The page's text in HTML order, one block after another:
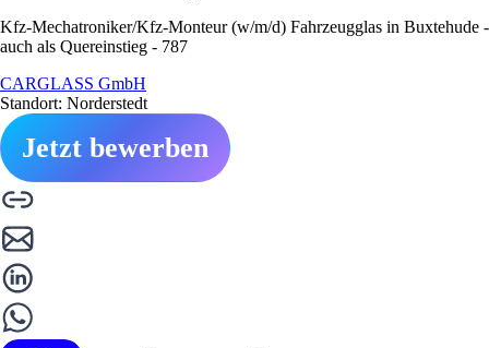
Kfz-Mechatroniker/Kfz-Monteur (w/m/d) Fahrzeugglas in Buxtehude -
auch als Quereinstieg - 787
CARGLASS GmbH
Standort: Norderstedt
Jetzt bewerben